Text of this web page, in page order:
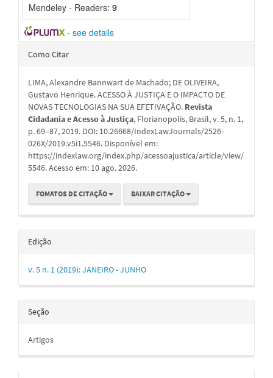
Mendeley - Readers: 9
- see details
Detalhes
artigo
Como Citar
LIMA, Alexandre Bannwart de Machado; DE OLIVEIRA,
Gustavo Henrique. ACESSO À JUSTIÇA E O IMPACTO DE
NOVAS TECNOLOGIAS NA SUA EFETIVAÇÃO. Revista
Cidadania e Acesso à Justiça, Florianopolis, Brasil, v. 5, n. 1,
p. 69–87, 2019. DOI: 10.26668/IndexLawJournals/2526-
026X/2019.v5i1.5546. Disponível em:
https://indexlaw.org/index.php/acessoajustica/article/view/
5546. Acesso em: 10 ago. 2026.
FOMATOS DE CITAÇÃO BAIXAR CITAÇÃO
Edição
v. 5 n. 1 (2019): JANEIRO - JUNHO
Seção
Artigos